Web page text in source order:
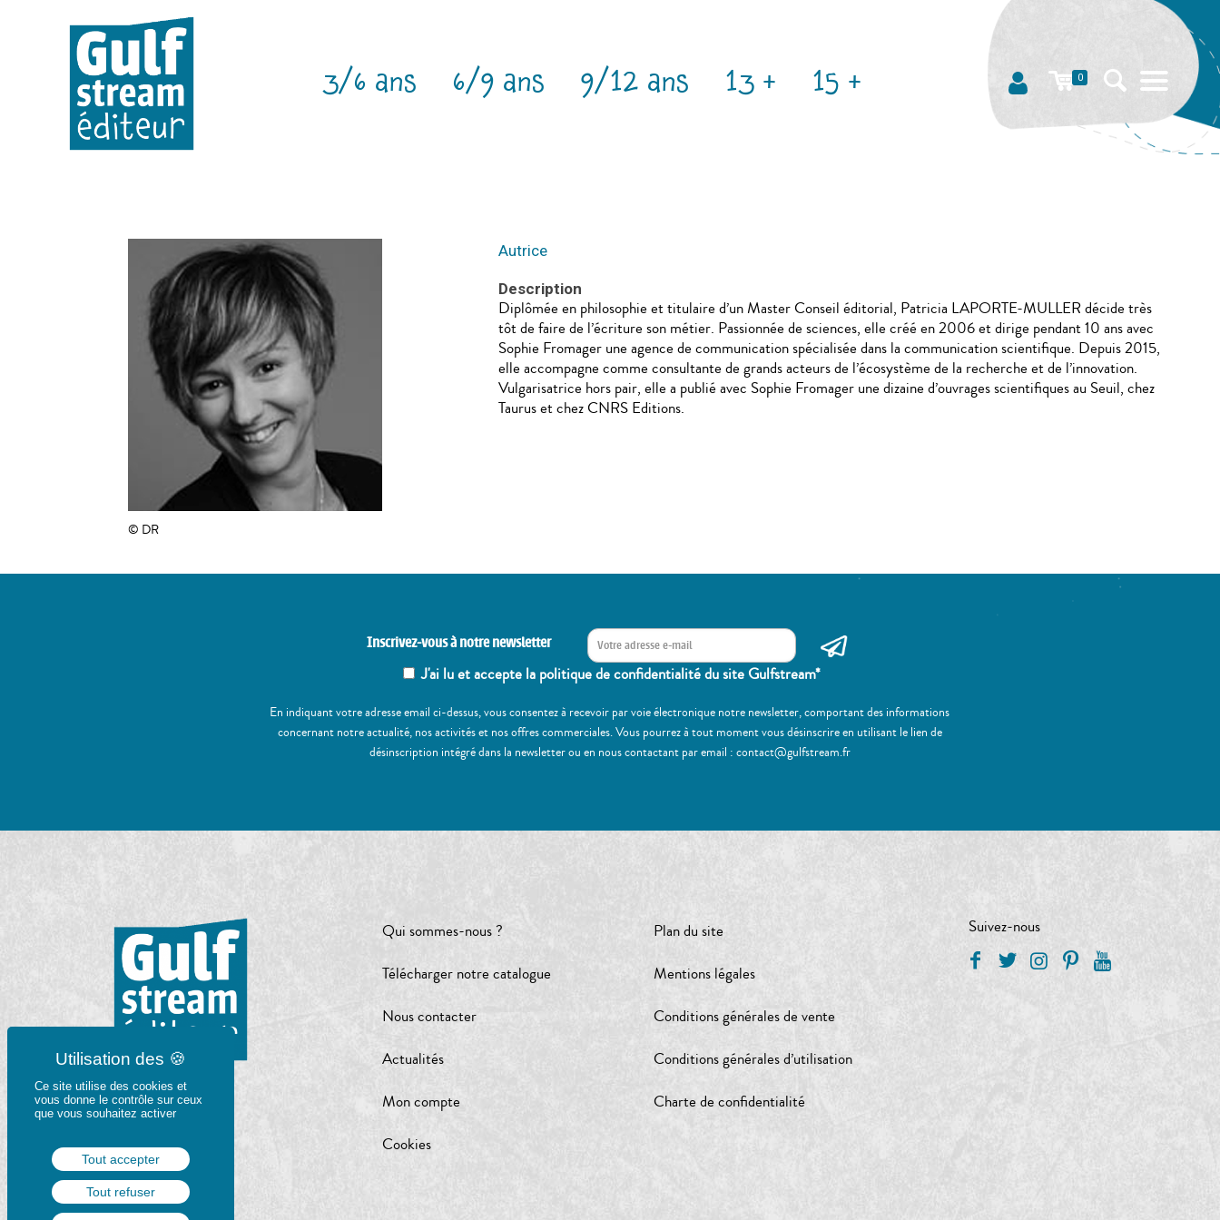
3/6 ans 6/9 ans 9/12 ans 13 + 15 + 0
© DR
Autrice
Description
Diplômée en philosophie et titulaire d’un Master Conseil éditorial, Patricia LAPORTE-MULLER décide très
tôt de faire de l’écriture son métier. Passionnée de sciences, elle créé en 2006 et dirige pendant 10 ans avec
Sophie Fromager une agence de communication spécialisée dans la communication scientifique. Depuis 2015,
elle accompagne comme consultante de grands acteurs de l’écosystème de la recherche et de l’innovation.
Vulgarisatrice hors pair, elle a publié avec Sophie Fromager une dizaine d’ouvrages scientifiques au Seuil, chez
Taurus et chez CNRS Editions.
Inscrivez-vous à notre newsletter
J'ai lu et accepte la politique de confidentialité du site Gulfstream*
En indiquant votre adresse email ci-dessus, vous consentez à recevoir par voie électronique notre newsletter, comportant des informations
concernant notre actualité, nos activités et nos offres commerciales. Vous pourrez à tout moment vous désinscrire en utilisant le lien de
désinscription intégré dans la newsletter ou en nous contactant par email : contact@gulfstream.fr
Qui sommes-nous ?
Télécharger notre catalogue
Nous contacter
Actualités
Mon compte
Cookies
Plan du site
Mentions légales
Conditions générales de vente
Conditions générales d’utilisation
Charte de confidentialité
Suivez-nous
Ce site utilise des cookies et
vous donne le contrôle sur ceux
que vous souhaitez activer
Tout accepter
Tout refuser